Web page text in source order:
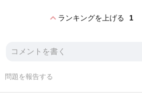
expand_lessランキングを上げる 1
問題を報告する